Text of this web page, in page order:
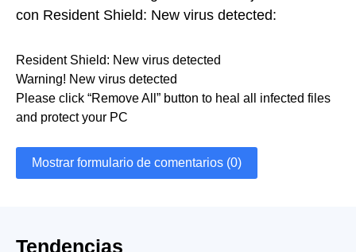
con Resident Shield: New virus detected:
Resident Shield: New virus detected
Warning! New virus detected
Please click “Remove All” button to heal all infected files
and protect your PC
Mostrar formulario de comentarios (0)
Tendencias